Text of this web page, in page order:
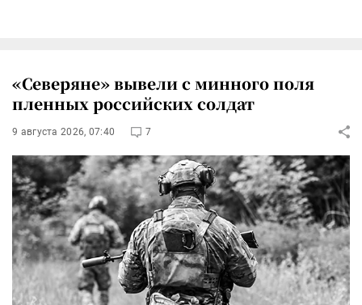
«Северяне» вывели с минного поля
пленных российских солдат
9 августа 2026, 07:40 7